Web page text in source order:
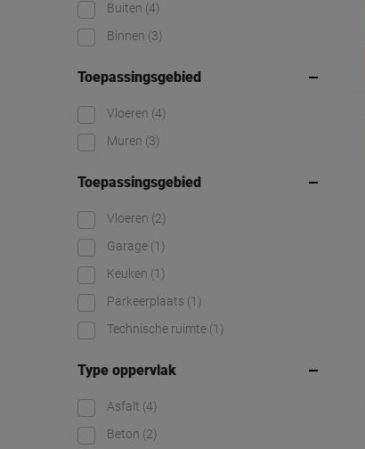
Buiten (4)
Binnen (3)
Toepassingsgebied
Vloeren (4)
Muren (3)
Toepassingsgebied
Vloeren (2)
Garage (1)
Keuken (1)
Parkeerplaats (1)
Technische ruimte (1)
Type oppervlak
Asfalt (4)
Beton (2)